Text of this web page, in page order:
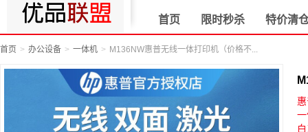
首页 限时秒杀 特价清
首页 办公设备 一体机 M136NW惠普无线一体打印机（价格不...